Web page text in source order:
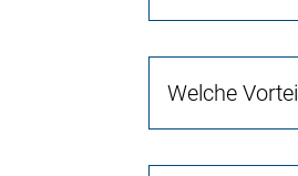
Welche